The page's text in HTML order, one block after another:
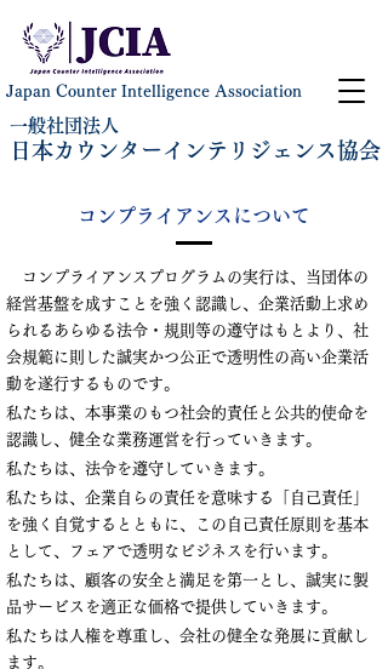
日本カウンターインテリジェンス協会
Japan Counter Intelligence Association
一般社団法人
コンプライアンスについて
コンプライアンスプログラムの実行は、当団体の
経営基盤を成すことを強く認識し、企業活動上求め
られるあらゆる法令・規則等の遵守はもとより、社
会規範に則した誠実かつ公正で透明性の高い企業活
動を遂行するものです。
私たちは、本事業のもつ社会的責任と公共的使命を
認識し、健全な業務運営を行っていきます。
私たちは、法令を遵守していきます。
私たちは、企業自らの責任を意味する「自己責任」
を強く自覚するとともに、この自己責任原則を基本
として、フェアで透明なビジネスを行います。
私たちは、顧客の安全と満足を第一とし、誠実に製
品サービスを適正な価格で提供していきます。
私たちは人権を尊重し、会社の健全な発展に貢献し
ます。